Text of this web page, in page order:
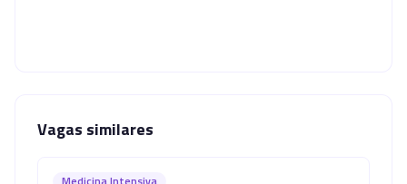
Vagas similares